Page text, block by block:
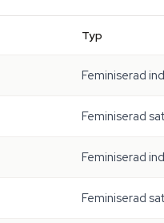
Typ
Feminiserad
Feminiserad
Feminiserad
Feminiserad